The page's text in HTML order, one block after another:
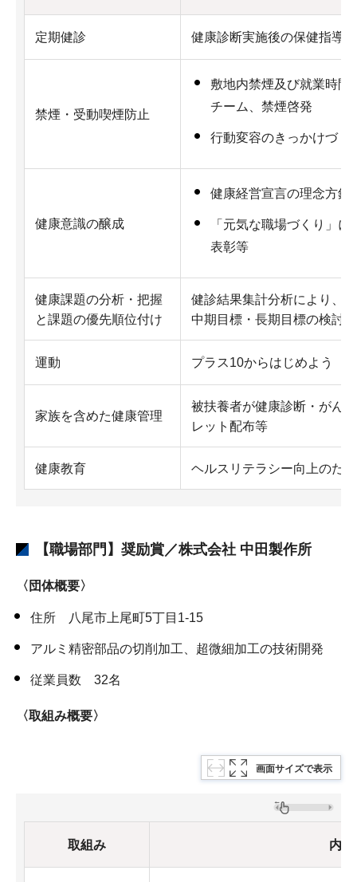
定期健診 健康診断実施後の保健指導
禁煙・受動喫煙防止
敷地内禁煙及び就業時間
チーム、禁煙啓発
行動変容のきっかけづく
健康意識の醸成
健康経営宣言の理念方針
「元気な職場づくり」
表彰等
健康課題の分析・把握
と課題の優先順位付け
健診結果集計分析により、
中期目標・長期目標の検討
運動 プラス10からはじめよう（
家族を含めた健康管理
被扶養者が健康診断・がん
レット配布等
健康教育 ヘルスリテラシー向上のた
【職場部門】奨励賞／株式会社 中田製作所
〈団体概要〉
住所 八尾市上尾町5丁目1-15
アルミ精密部品の切削加工、超微細加工の技術開発
従業員数 32名
〈取組み概要〉
画面サイズで表示
取組み 内容